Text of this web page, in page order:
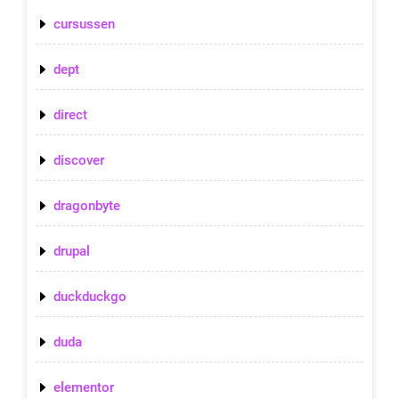
cursussen
dept
direct
discover
dragonbyte
drupal
duckduckgo
duda
elementor